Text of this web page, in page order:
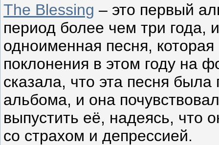
The Blessing – это первый
период более чем три года,
одноименная песня,
поклонения в этом году на
сказала, что эта песня
альбома, и она
выпустить её, надеясь, что
со страхом и депрессией.